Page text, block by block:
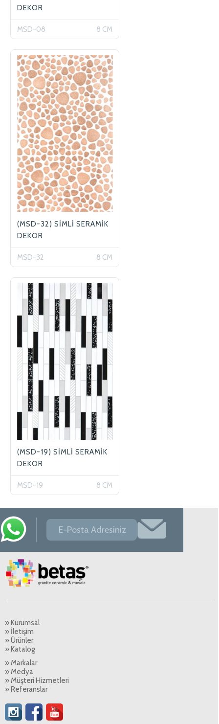
DEKOR
MSD-08 8 CM
(MSD-32) SİMLİ SERAMİK
DEKOR
MSD-32 8 CM
(MSD-19) SİMLİ SERAMİK
DEKOR
MSD-19 8 CM
» Kurumsal
» İletişim
» Ürünler
» Katalog
» Markalar
» Medya
» Müşteri Hizmetleri
» Referanslar